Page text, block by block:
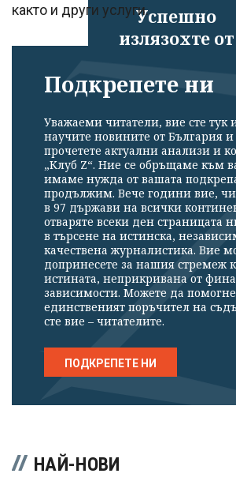
Успешно
излязохте от
както и други услуги.
Подкрепете ни
Уважаеми читатели, вие сте тук
научите новините от България и
прочетете актуални анализи и
„Клуб Z“. Ние се обръщаме към
имаме нужда от вашата
продължим. Вече години вие,
в 97 държави на всички
отваряте всеки ден страницата
в търсене на истинска,
качествена журналистика. Вие
допринесете за нашия стремеж
истината, неприкривана от
зависимости. Можете да
единственият поръчител на
сте вие – читателите.
ПОДКРЕПЕТЕ НИ
НАЙ-НОВИ